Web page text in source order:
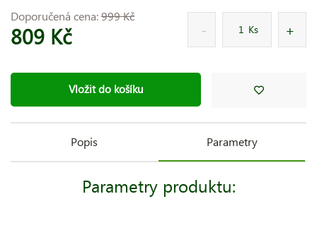
Doporučená cena:999 Kč
809 Kč Ks
Vložit do košíku
Popis Parametry
Parametry produktu: